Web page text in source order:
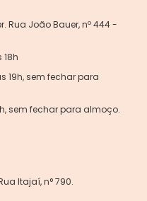
Rua João Bauer, nº 444 -
18h
19h, sem fechar para
sem fechar para almoço.
Itajaí, n° 790.